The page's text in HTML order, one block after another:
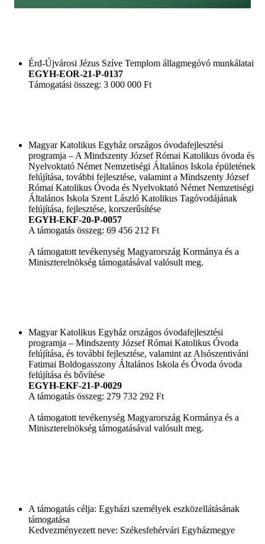
Érd-Újvárosi Jézus Szíve Templom állagmegóvó munkálatai
EGYH-EOR-21-P-0137
Támogatási összeg: 3 000 000 Ft
Magyar Katolikus Egyház országos óvodafejlesztési
programja – A Mindszenty József Római Katolikus óvoda és
Nyelvoktató Német Nemzetiségi Általános Iskola épületének
felújítása, további fejlesztése, valamint a Mindszenty József
Római Katolikus Óvoda és Nyelvoktató Német Nemzetiségi
Általános Iskola Szent László Katolikus Tagóvodájának
felújítása, fejlesztése, korszerűsítése
EGYH-EKF-20-P-0057
A támogatás összeg: 69 456 212 Ft
A támogatott tevékenység Magyarország Kormánya és a
Miniszterelnökség támogatásával valósult meg.
Magyar Katolikus Egyház országos óvodafejlesztési
programja – Mindszenty József Római Katolikus Óvoda
felújítása, és további fejlesztése, valamint az Alsószentiváni
Fatimai Boldogasszony Általános Iskola és Óvoda óvoda
felújítása és bővítése
EGYH-EKF-21-P-0029
A támogatás összeg: 279 732 292 Ft
A támogatott tevékenység Magyarország Kormánya és a
Miniszterelnökség támogatásával valósult meg.
A támogatás célja: Egyházi személyek eszközellátásának
támogatása
Kedvezményezett neve: Székesfehérvári Egyházmegye